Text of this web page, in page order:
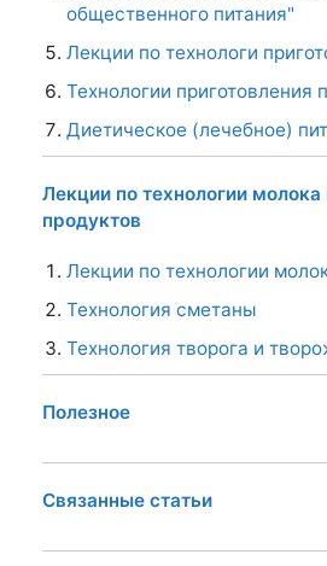
общественного питания"
Лекции по технологи
Технологии приготовления
Диетическое (лечебное)
Лекции по технологии
продуктов
Лекции по технологии
Технология сметаны
Технология творога и
Полезное
Связанные статьи